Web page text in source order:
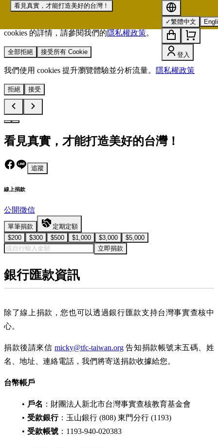
我們使用 cookies 來提升您的瀏覽體驗並分析網站流量。
欲了解更多有關我們使用
cookies 的詳情，請參閱我們的隱私權政策。
全部拒絕 接受所有 Cookie
我們使用 cookies 提升瀏覽體驗並分析流量。 隱私權政策
拒絕 接受
看見真實，才能打造美好的台灣！
✓繁體中文
登入
看見真實，才能打造美好的台灣！
追蹤
線上捐款
公開徵信
單筆捐款
定期定額
$200
$300 $500 $1,000 $3,000
$5,000
立即捐款
銀行匯款資訊
除了線上捐款，您也可以透過銀行匯款支持台灣事實查核中
心。
捐款後請來信 micky@tfc-taiwan.org告知捐款帳號末五碼、姓
名、地址、連絡電話，我們將寄送捐款收據給您。
台幣帳戶
戶名 ：財團法人新北市台灣事實查核教育基金會
受款銀行：玉山銀行 (808) 東門分行 (1193)
受款帳號 ：1193-940-020383